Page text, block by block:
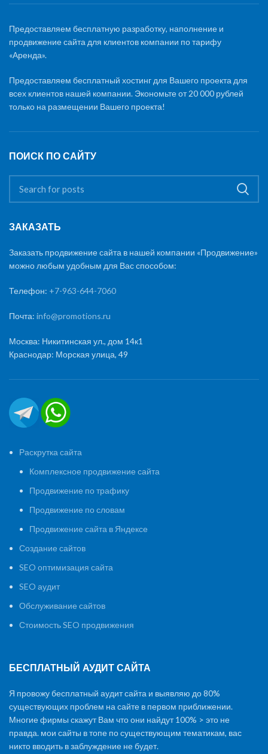
Предоставляем бесплатную разработку, наполнение и
продвижение сайта для клиентов компании по тарифу
«Аренда».
Предоставляем бесплатный хостинг для Вашего проекта для
всех клиентов нашей компании. Экономьте от 20 000 рублей
только на размещении Вашего проекта!
ПОИСК ПО САЙТУ
ЗАКАЗАТЬ
Заказать продвижение сайта в нашей компании «Продвижение»
можно любым удобным для Вас способом:
Телефон: +7-963-644-7060
Почта: info@promotions.ru
Москва: Никитинская ул., дом 14к1
Краснодар: Морская улица, 49
Раскрутка сайта
Комплексное продвижение сайта
Продвижение по трафику
Продвижение по словам
Продвижение сайта в Яндексе
Создание сайтов
SEO оптимизация сайта
SEO аудит
Обслуживание сайтов
Стоимость SEO продвижения
БЕСПЛАТНЫЙ АУДИТ САЙТА
Я провожу бесплатный аудит сайта и выявляю до 80%
существующих проблем на сайте в первом приближении.
Многие фирмы скажут Вам что они найдут 100% > это не
правда. мои сайты в топе по существующим тематикам, вас
никто вводить в заблуждение не будет.